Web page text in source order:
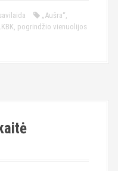
„Aušra“,
, pogrindžio vienuolijos